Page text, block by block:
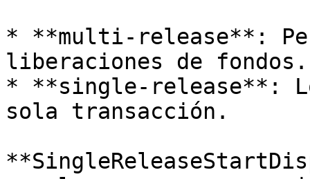
* **multi-release**:
liberaciones de fondos.
* **single-release**:
sola transacción.